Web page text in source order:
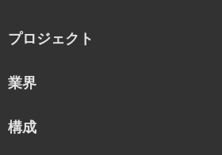
プロジェクト
業界
構成